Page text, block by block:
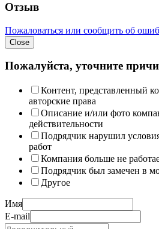
Отзыв
Пожаловаться или сообщить об
Close
Пожалуйста, уточните
Контент, представленный
авторские права
Описание и/или фото
действительности
Подрядчик нарушил
работ
Компания больше не
Подрядчик был замечен в
Другое
Имя
E-mail